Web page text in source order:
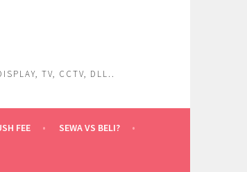
TV, CCTV, DLL..
FEE SEWA VS BELI?